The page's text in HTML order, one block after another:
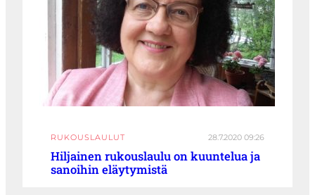
RUKOUSLAULUT 28.7.2020 09:26
Hiljainen rukouslaulu on kuuntelua ja
sanoihin eläytymistä